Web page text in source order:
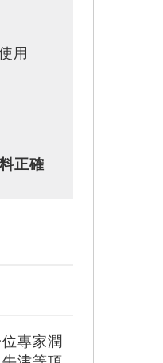
用
正確
專家潤